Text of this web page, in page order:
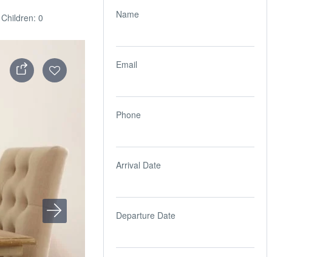
Children: 0 Name
Email
Phone
Arrival Date
Departure Date